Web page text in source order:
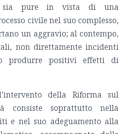
sia pure in vista di una
civile nel suo complesso,
un aggravio; al contempo,
non direttamente incidenti
produrre positivi effetti di
della Riforma sul
consiste soprattutto nella
e nel suo adeguamento alla